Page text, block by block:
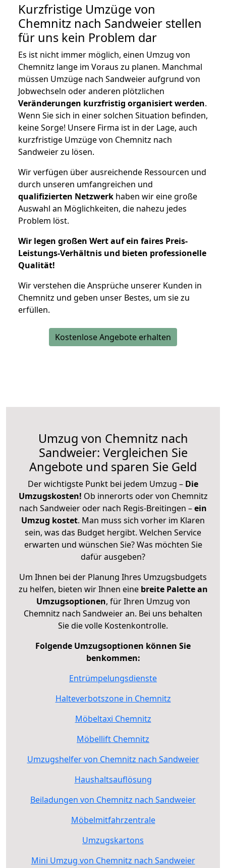
Kurzfristige Umzüge von
Chemnitz nach Sandweier stellen
für uns kein Problem dar
Es ist nicht immer möglich, einen Umzug von
Chemnitz lange im Voraus zu planen. Manchmal
müssen Umzüge nach Sandweier aufgrund von
Jobwechseln oder anderen plötzlichen
Veränderungen kurzfristig organisiert werden.
Wenn Sie sich in einer solchen Situation befinden,
keine Sorge! Unsere Firma ist in der Lage, auch
kurzfristige Umzüge von Chemnitz nach
Sandweier zu lösen.
Wir verfügen über ausreichende Ressourcen und
durch unseren umfangreichen und
qualifizierten Netzwerk haben wir eine große
Auswahl an Möglichkeiten, die nahezu jedes
Problem löst.
Wir legen großen Wert auf ein faires Preis-
Leistungs-Verhältnis und bieten professionelle
Qualität!
Wir verstehen die Ansprüche unserer Kunden in
Chemnitz und geben unser Bestes, um sie zu
erfüllen.
Kostenlose Angebote erhalten
Umzug von Chemnitz nach
Sandweier: Vergleichen Sie
Angebote und sparen Sie Geld
Der wichtigste Punkt bei jedem Umzug – Die
Umzugskosten! Ob innerorts oder von Chemnitz
nach Sandweier oder nach Regis-Breitingen –ein
Umzug kostet. Man muss sich vorher im Klaren
sein, was das Budget hergibt. Welchen Service
erwarten und wünschen Sie? Was möchten Sie
dafür ausgeben?
Um Ihnen bei der Planung Ihres Umzugsbudgets
zu helfen, bieten wir Ihnen eine breite Palette an
Umzugsoptionen, für Ihren Umzug von
Chemnitz nach Sandweier an. Bei uns behalten
Sie die volle Kostenkontrolle.
Folgende Umzugsoptionen können Sie
benkommen:
Entrümpelungsdienste
Halteverbotszone in Chemnitz
Möbeltaxi Chemnitz
Möbellift Chemnitz
Umzugshelfer von Chemnitz nach Sandweier
Haushaltsauflösung
Beiladungen von Chemnitz nach Sandweier
Möbelmitfahrzentrale
Umzugskartons
Mini Umzug von Chemnitz nach Sandweier